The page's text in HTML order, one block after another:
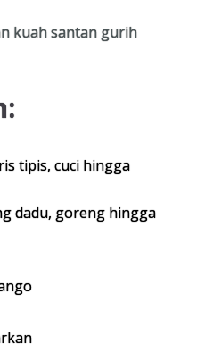
kuah santan gurih
tipis, cuci hingga
dadu, goreng hingga